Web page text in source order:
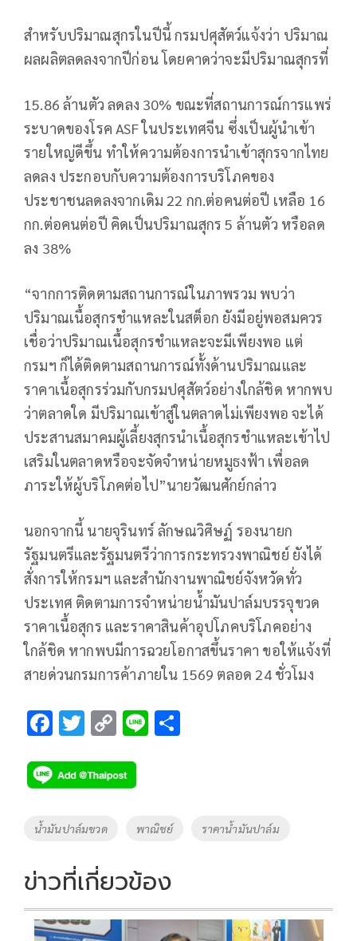
สำหรับปริมาณสุกรในปีนี้ กรมปศุสัตว์แจ้งว่า ปริมาณ
ผลผลิตลดลงจากปีก่อน โดยคาดว่าจะมีปริมาณสุกรที่
15.86 ล้านตัว ลดลง 30% ขณะที่สถานการณ์การแพร่
ระบาดของโรค ASF ในประเทศจีน ซึ่งเป็นผู้นำเข้า
รายใหญ่ดีขึ้น ทำให้ความต้องการนำเข้าสุกรจากไทย
ลดลง ประกอบกับความต้องการบริโภคของ
ประชาชนลดลงจากเดิม 22 กก.ต่อคนต่อปี เหลือ 16
กก.ต่อคนต่อปี คิดเป็นปริมาณสุกร 5 ล้านตัว หรือลด
ลง 38%
“จากการติดตามสถานการณ์ในภาพรวม พบว่า
ปริมาณเนื้อสุกรชำแหละในสต็อก ยังมีอยู่พอสมควร
เชื่อว่าปริมาณเนื้อสุกรชำแหละจะมีเพียงพอ แต่
กรมฯ ก็ได้ติดตามสถานการณ์ทั้งด้านปริมาณและ
ราคาเนื้อสุกรร่วมกับกรมปศุสัตว์อย่างใกล้ชิด หากพบ
ว่าตลาดใด มีปริมาณเข้าสู่ในตลาดไม่เพียงพอ จะได้
ประสานสมาคมผู้เลี้ยงสุกรนำเนื้อสุกรชำแหละเข้าไป
เสริมในตลาดหรือจะจัดจำหน่ายหมูธงฟ้า เพื่อลด
ภาระให้ผู้บริโภคต่อไป”นายวัฒนศักย์กล่าว
นอกจากนี้ นายจุรินทร์ ลักษณวิศิษฏ์ รองนายก
รัฐมนตรีและรัฐมนตรีว่าการกระทรวงพาณิชย์ ยังได้
สั่งการให้กรมฯ และสำนักงานพาณิชย์จังหวัดทั่ว
ประเทศ ติดตามการจำหน่ายน้ำมันปาล์มบรรจุขวด
ราคาเนื้อสุกร และราคาสินค้าอุปโภคบริโภคอย่าง
ใกล้ชิด หากพบมีการฉวยโอกาสขึ้นราคา ขอให้แจ้งที่
สายด่วนกรมการค้าภายใน 1569 ตลอด 24 ชั่วโมง
F
e
b
o
k
T
tt
er
C
p
y
Li
k
Li
Tags
น้ำมันปาล์มขวด พาณิชย์ ราคาน้ำมันปาล์ม
ข่าวที่เกี่ยวข้อง